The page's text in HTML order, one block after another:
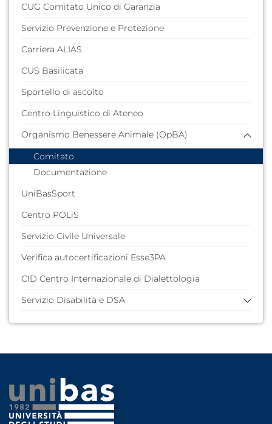
CUG Comitato Unico di Garanzia
Servizio Prevenzione e Protezione
Carriera ALIAS
CUS Basilicata
Sportello di ascolto
Centro Linguistico di Ateneo
Organismo Benessere Animale (OpBA)
Comitato
Documentazione
UniBasSport
Centro POLiS
Servizio Civile Universale
Verifica autocertificazioni Esse3PA
CID Centro Internazionale di Dialettologia
Servizio Disabilità e DSA
Link al precedente sito
Ufficio di supporto
Bandi
Modulistica
Normativa